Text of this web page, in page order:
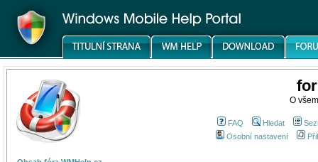
O
FAQ Hledat
Osobní nastavení